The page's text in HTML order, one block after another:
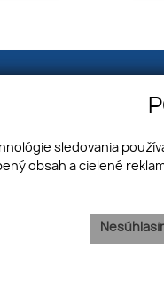
GDPR
sledovania
obsah a cielené